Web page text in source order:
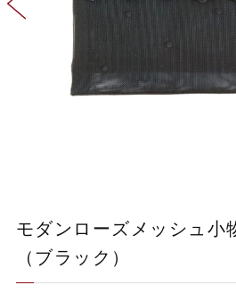
モダンローズメッシュ小
（ブラック）